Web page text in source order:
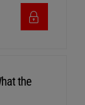
the